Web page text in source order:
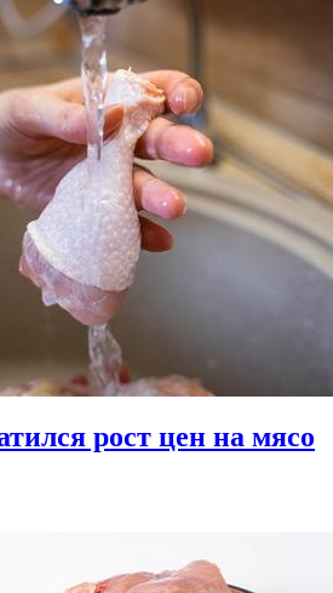
рост цен на мясо